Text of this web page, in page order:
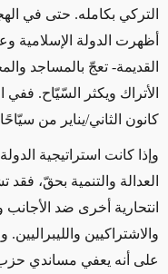
التركي بكامله. حتى في
أظهرت الدولة الإسلامية
القديمة- تعجّ بالمساجد
كانون الثاني/يناير من
وإذا كانت استراتيجية
العدالة والتنمية بحقّ،
انتحارية أخرى ضد الأجانب
والاشتراكيين والليبراليين.
على أنه يعفي مساندي